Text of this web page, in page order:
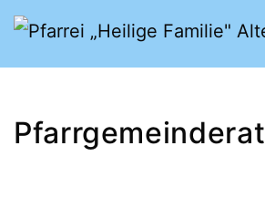
Zum
Familie"
Pfarrgemeinderat